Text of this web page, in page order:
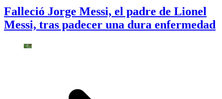
Falleció Jorge Messi, el padre de Lionel
Messi, tras padecer una dura enfermedad